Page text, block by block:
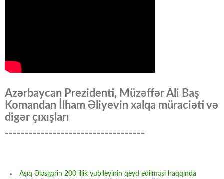
Azərbaycan Prezidenti, Müzəffər Ali Baş
Komandan İlham Əliyevin xalqa müraciəti və
digər çıxışları
===================================
Aşıq Ələsgərin 200 illik yubileyinin qeyd edilməsi haqqında